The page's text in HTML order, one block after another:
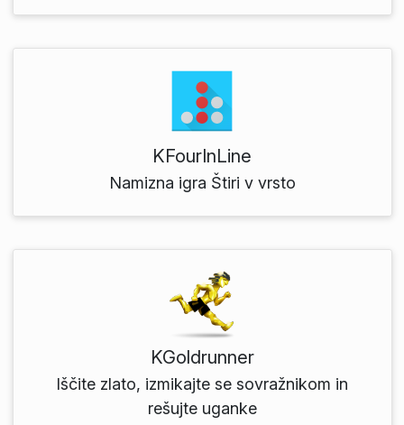
KFourInLine
Namizna igra Štiri v vrsto
KGoldrunner
Iščite zlato, izmikajte se sovražnikom in
rešujte uganke